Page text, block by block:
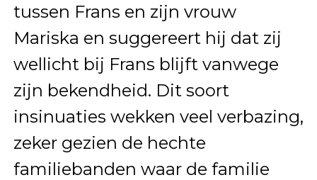
tussen Frans en zijn vrouw
Mariska en suggereert hij dat zij
wellicht bij Frans blijft vanwege
zijn bekendheid. Dit soort
insinuaties wekken veel verbazing,
zeker gezien de hechte
familiebanden waar de familie